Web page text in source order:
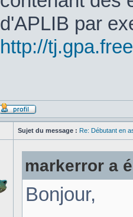
d'APLIB par
http://
Sujet du message : Re: Débutant en
markerror a
Bonjour,